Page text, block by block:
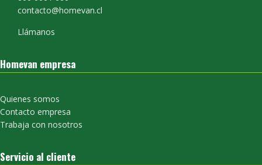
contacto@homevan.cl
Llámanos
Homevan empresa
Quienes somos
Contacto empresa
Trabaja con nosotros
Servicio al cliente